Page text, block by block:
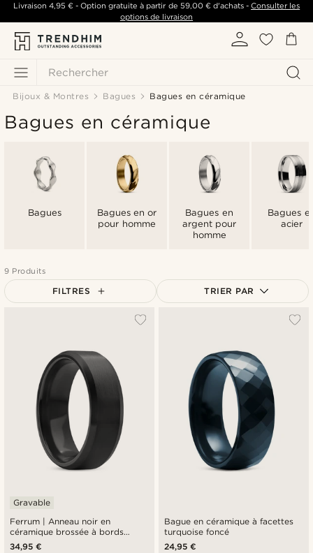
Rechercher
Livraison 4,95 €- Option gratuite à partir de 59,00 €d'achats -Consulter les
options de livraison
Bijoux & Montres Bagues Bagues en céramique
Bagues en céramique
Bagues
Bagues en or
pour homme
Bagues en
argent pour
homme
Bagues
acier
9 Produits
FILTRES TRIER PAR
Prix croissant
Prix décroissant
Ferrum | Anneau noir en
céramique brossée à bords
biseautés polis - 8 mm
Gravable
34,95 €
Bague en céramique à facettes
turquoise foncé
24,95 €